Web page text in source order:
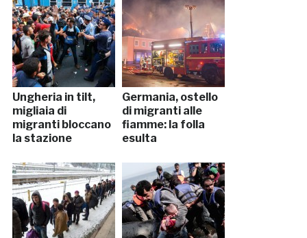
Ungheria in tilt,
migliaia di
migranti bloccano
la stazione
Germania, ostello
di migranti alle
fiamme: la folla
esulta